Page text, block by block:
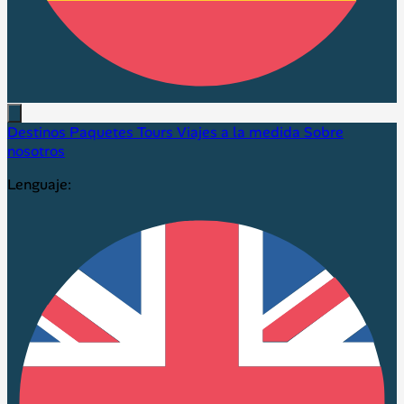
Destinos Paquetes Tours Viajes a la medida Sobre
nosotros
Lenguaje: